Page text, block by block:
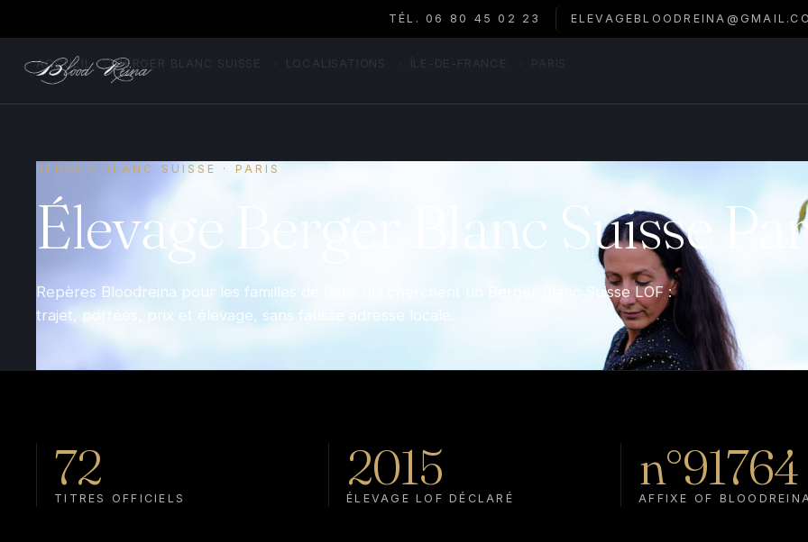
TÉL. 06 80 45 02 23
ACCUEIL › BERGER BLANC SUISSE
BERGER BLANC SUISSE · PARIS
Élevage Berger Blanc Suisse
Repères Bloodreina pour les familles de Paris qui cherchent un Berger Blanc Suisse LOF :
trajet, portées, prix et élevage, sans fausse adresse locale.
72
TITRES OFFICIELS
2015
ÉLEVAGE LOF DÉCLARÉ
n°91764
AFFIXE OF